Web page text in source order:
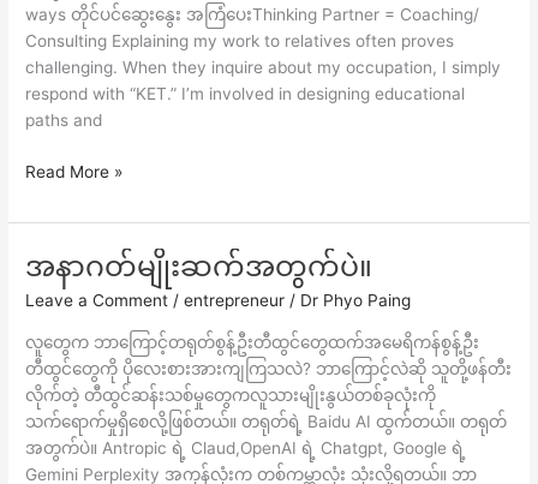
ways တိုင်ပင်ဆွေးနွေး အကြံပေးThinking Partner = Coaching/
Consulting Explaining my work to relatives often proves
challenging. When they inquire about my occupation, I simply
respond with “KET.” I’m involved in designing educational
paths and
လိုက်
Read More »
အနာဂတ်မျိုးဆက်အတွက်ပဲ။
Leave a Comment /entrepreneur / Dr Phyo Paing
လူတွေက ဘာကြောင့်တရုတ်စွန့်ဦးတီထွင်တွေထက်အမေရိကန်စွန့်ဦး
တီထွင်တွေကို ပိုလေးစားအားကျကြသလဲ? ဘာကြောင့်လဲဆို သူတို့ဖန်တီး
လိုက်တဲ့ တီထွင်ဆန်းသစ်မှုတွေကလူသားမျိုးနွယ်တစ်ခုလုံးကို
သက်ရောက်မှုရှိစေလို့ဖြစ်တယ်။ တရုတ်ရဲ့ Baidu AI ထွက်တယ်။ တရုတ်
အတွက်ပဲ။ Antropic ရဲ့ Claud,OpenAI ရဲ့ Chatgpt, Google ရဲ့
Gemini Perplexity အကုန်လုံးက တစ်ကမ္ဘာလုံး သုံးလို့ရတယ်။ ဘာ
အနာဂတ်
မျိုးဆက်
အတွက်
ပဲ။